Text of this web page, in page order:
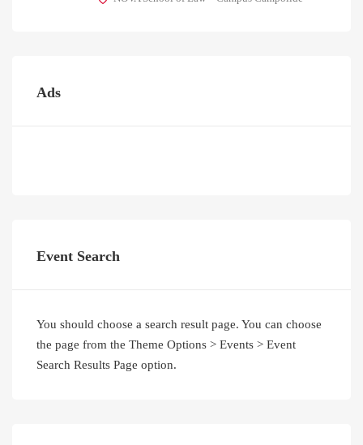
Ads
Event Search
You should choose a search result page. You can choose
the page from the Theme Options > Events > Event
Search Results Page option.